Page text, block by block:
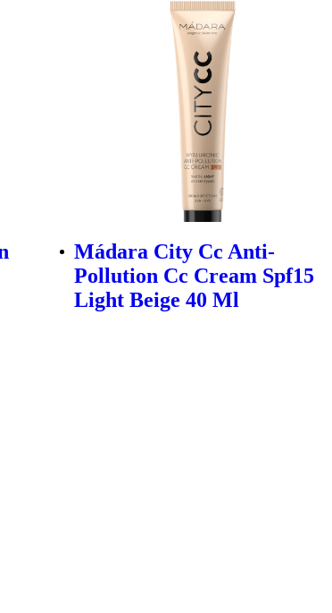
Mádara City Cc Anti-
Pollution Cc Cream Spf15
Light Beige 40 Ml